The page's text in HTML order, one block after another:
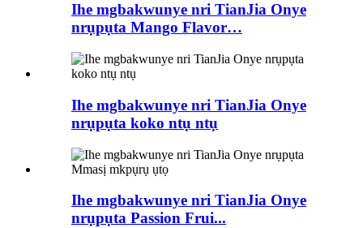
Ihe mgbakwunye nri TianJia Onye
nrụpụta Mango Flavor…
Ihe mgbakwunye nri TianJia Onye
nrụpụta koko ntụ ntụ
Ihe mgbakwunye nri TianJia Onye
nrụpụta Passion Frui...